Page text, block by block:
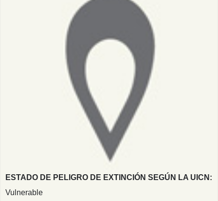
ESTADO DE PELIGRO DE EXTINCIÓN SEGÚN LA UICN:
Vulnerable